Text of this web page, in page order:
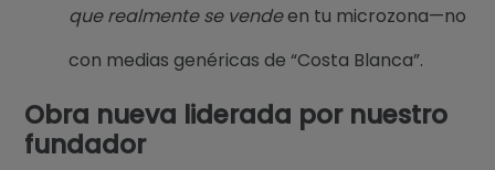
que realmente se vendeen tu microzona—no
con medias genéricas de “Costa Blanca”.
Obra nueva liderada por nuestro
fundador